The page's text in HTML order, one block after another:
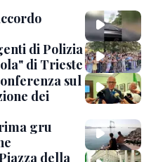
di Polizia
di Trieste
sul
dei
gru
della